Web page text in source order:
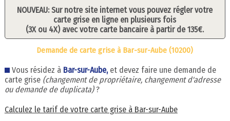
NOUVEAU: Sur notre site internet vous pouvez régler votre
carte grise en ligne en plusieurs fois
(3X ou 4X) avec votre carte bancaire à partir de 135€.
Demande de carte grise à Bar-sur-Aube (10200)
Vous résidez à Bar-sur-Aube, et devez faire une demande de
carte grise (changement de propriétaire, changement d'adresse
ou demande de duplicata)?
Calculez le tarif de votre carte grise à Bar-sur-Aube